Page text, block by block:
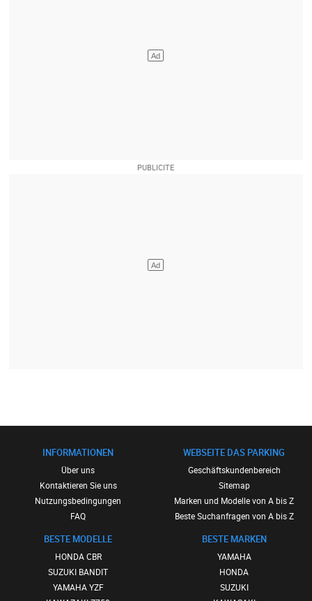
INFORMATIONEN
Über uns
Kontaktieren Sie uns
Nutzungsbedingungen
FAQ
BESTE MODELLE
HONDA CBR
SUZUKI BANDIT
YAMAHA YZF
WEBSEITE DAS PARKING
Geschäftskundenbereich
Sitemap
Marken und Modelle von A bis Z
Beste Suchanfragen von A bis Z
BESTE MARKEN
YAMAHA
HONDA
SUZUKI